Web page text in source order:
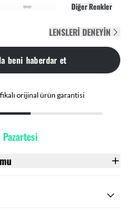
Diğer Renkler
LENSLERI DENEYIN
beni haberdar et
orijinal ürün garantisi